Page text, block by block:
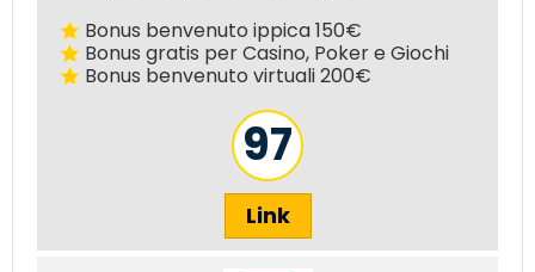
Bonus benvenuto ippica 150€
Bonus gratis per Casino, Poker e Giochi
Bonus benvenuto virtuali 200€
97
Link